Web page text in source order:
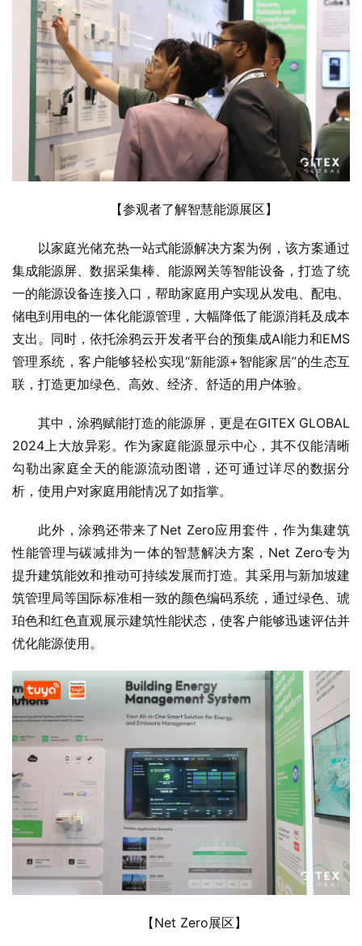
【参观者了解智慧能源展区】
以家庭光储充热一站式能源解决方案为例，该方案通过
集成能源屏、数据采集棒、能源网关等智能设备，打造了统
一的能源设备连接入口，帮助家庭用户实现从发电、配电、
储电到用电的一体化能源管理，大幅降低了能源消耗及成本
支出。同时，依托涂鸦云开发者平台的预集成AI能力和EMS
管理系统，客户能够轻松实现“新能源+智能家居”的生态互
联，打造更加绿色、高效、经济、舒适的用户体验。
其中，涂鸦赋能打造的能源屏，更是在GITEX GLOBAL
2024上大放异彩。作为家庭能源显示中心，其不仅能清晰
勾勒出家庭全天的能源流动图谱，还可通过详尽的数据分
析，使用户对家庭用能情况了如指掌。
此外，涂鸦还带来了Net Zero应用套件，作为集建筑
性能管理与碳减排为一体的智慧解决方案，Net Zero专为
提升建筑能效和推动可持续发展而打造。其采用与新加坡建
筑管理局等国际标准相一致的颜色编码系统，通过绿色、琥
珀色和红色直观展示建筑性能状态，使客户能够迅速评估并
优化能源使用。
【Net Zero展区】